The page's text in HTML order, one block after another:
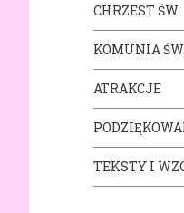
CHRZEST ŚW.
KOMUNIA ŚW.
ATRAKCJE
TEKSTY I